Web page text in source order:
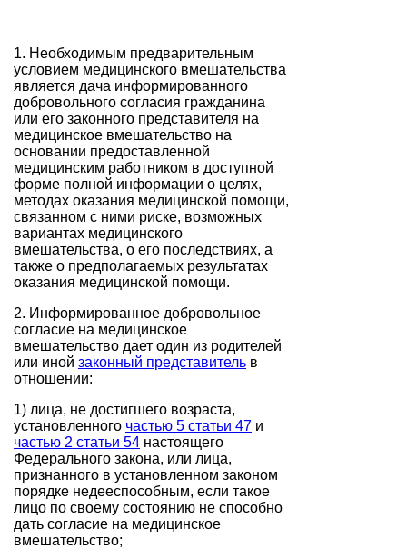
1. Необходимым предварительным
условием медицинского вмешательства
является дача информированного
добровольного согласия гражданина
или его законного представителя на
медицинское вмешательство на
основании предоставленной
медицинским работником в доступной
форме полной информации о целях,
методах оказания медицинской помощи,
связанном с ними риске, возможных
вариантах медицинского
вмешательства, о его последствиях, а
также о предполагаемых результатах
оказания медицинской помощи.
2. Информированное добровольное
согласие на медицинское
вмешательство дает один из родителей
или иной законный представитель в
отношении:
1) лица, не достигшего возраста,
установленного частью 5 статьи 47 и
частью 2 статьи 54 настоящего
Федерального закона, или лица,
признанного в установленном законом
порядке недееспособным, если такое
лицо по своему состоянию не способно
дать согласие на медицинское
вмешательство;